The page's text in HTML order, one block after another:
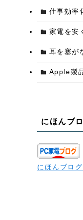
仕事効率
家電を安
耳を塞が
Apple製
にほんブ
にほんブロ